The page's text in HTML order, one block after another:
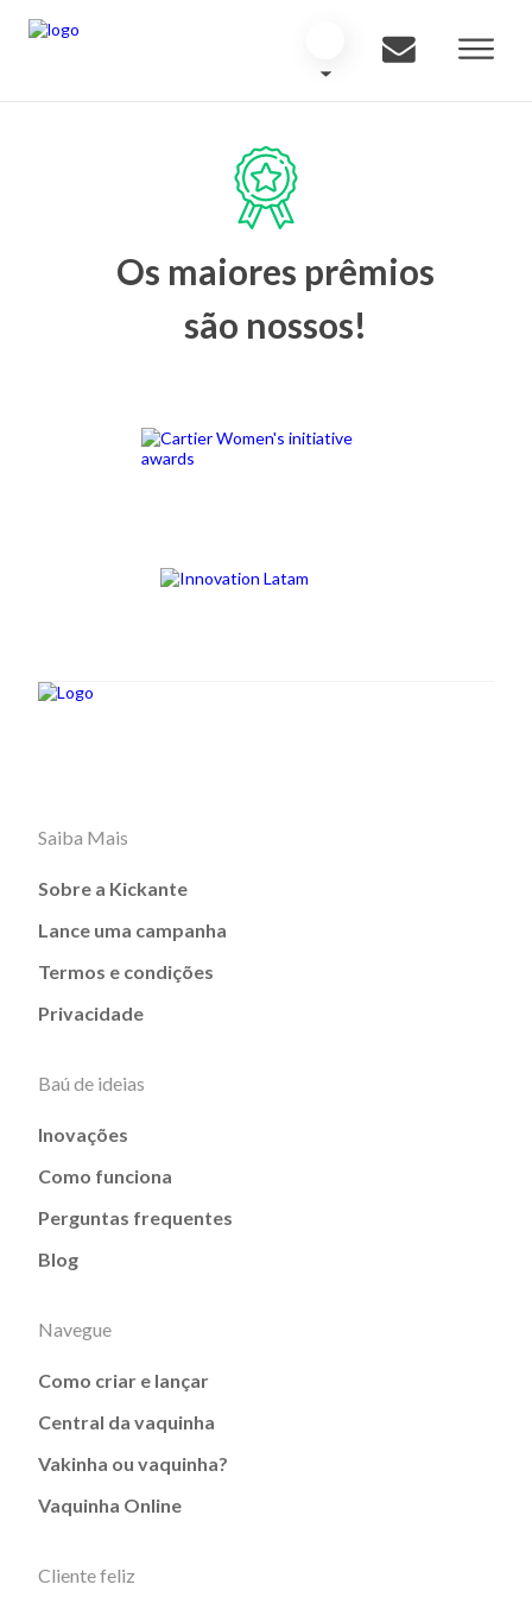
Os maiores prêmios
são nossos!
Saiba Mais
Sobre a Kickante
Lance uma campanha
Termos e condições
Privacidade
Baú de ideias
Inovações
Como funciona
Perguntas frequentes
Blog
Navegue
Como criar e lançar
Central da vaquinha
Vakinha ou vaquinha?
Vaquinha Online
Cliente feliz